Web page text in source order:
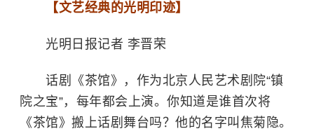
【文艺经典的光明印迹】
光明日报记者 李晋荣
话剧《茶馆》，作为北京人民艺术剧院“镇
院之宝”，每年都会上演。你知道是谁首次将
《茶馆》搬上话剧舞台吗？他的名字叫焦菊隐。